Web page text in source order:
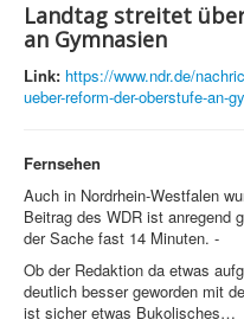
Landtag streitet
an Gymnasien
Link: https://www.ndr.de/
ueber-reform-der-oberstufe-an-
Fernsehen
Auch in Nordrhein-Westfalen
Beitrag des WDR ist anregend
der Sache fast 14 Minuten. -
Ob der Redaktion da etwas
deutlich besser geworden mit
ist sicher etwas Bukolisches…